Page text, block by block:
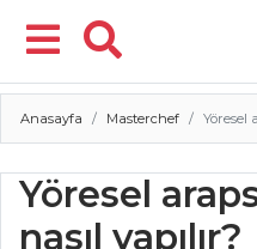
Menü
Anasayfa Masterchef Yöresel
Yöresel
nasıl yapılır?